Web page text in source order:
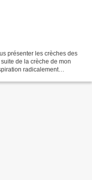
présenter les crèches des
de la crèche de mon
radicalement